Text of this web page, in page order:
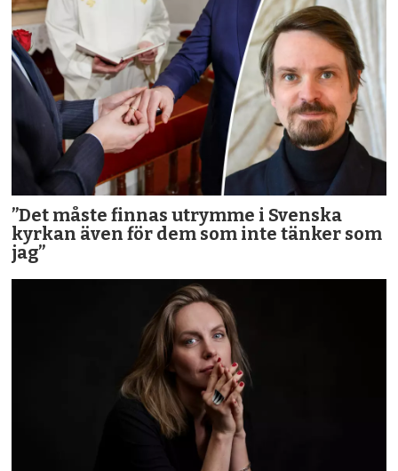
”Det måste finnas utrymme i Svenska
kyrkan även för dem som inte tänker som
jag”